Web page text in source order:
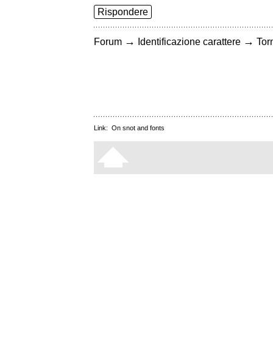
Rispondere
Forum → Identificazione carattere →
Link: On snot and fonts